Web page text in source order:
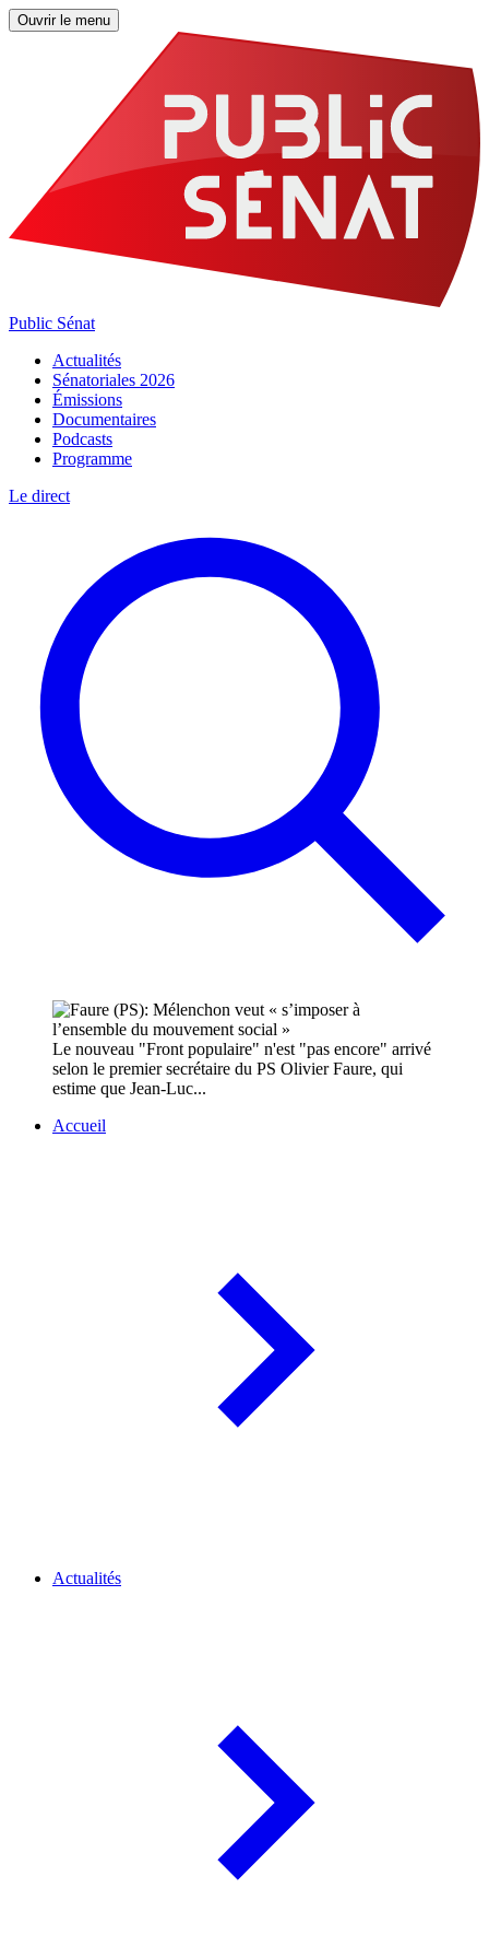
Ouvrir le menu
Public Sénat
Actualités
Sénatoriales 2026
Émissions
Documentaires
Podcasts
Programme
Le direct
Le nouveau "Front populaire" n'est "pas encore" arrivé
selon le premier secrétaire du PS Olivier Faure, qui
estime que Jean-Luc...
Accueil
Actualités